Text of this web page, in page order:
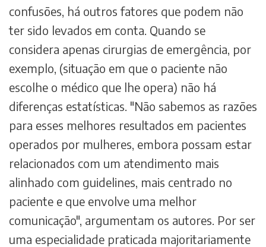
confusões, há outros fatores que podem não
ter sido levados em conta. Quando se
considera apenas cirurgias de emergência, por
exemplo, (situação em que o paciente não
escolhe o médico que lhe opera) não há
diferenças estatísticas. "Não sabemos as razões
para esses melhores resultados em pacientes
operados por mulheres, embora possam estar
relacionados com um atendimento mais
alinhado com guidelines, mais centrado no
paciente e que envolve uma melhor
comunicação", argumentam os autores. Por ser
uma especialidade praticada majoritariamente